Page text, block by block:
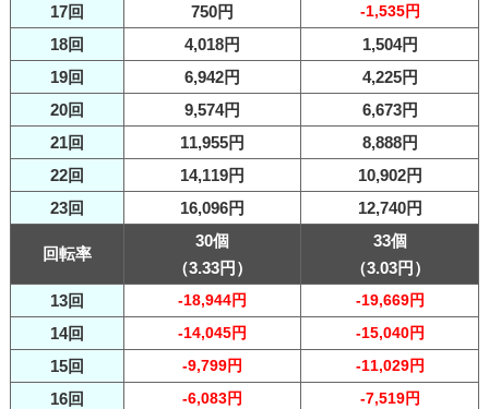
17回 750円 -1,535円
18回 4,018円
1,504円
19回
6,942円
4,225円
20回
9,574円
6,673円
21回
11,955円
8,888円
22回
14,119円
10,902円
23回
16,096円 12,740円
回転率
30個
（3.33円）
33個
（3.03円）
13回
-18,944円 -19,669円
14回 -14,045円 -15,040円
15回 -9,799円 -11,029円
16回 -6,083円 -7,519円